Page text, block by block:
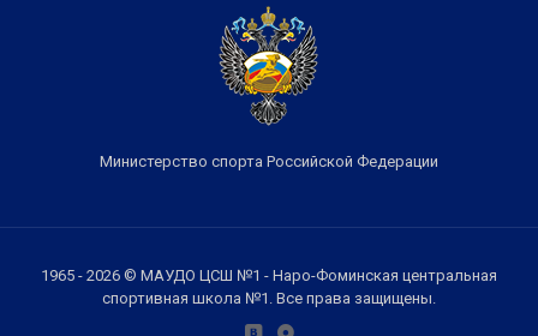
Министерство спорта Российской Федерации
1965 - 2026 © МАУДО ЦСШ №1 - Наро-Фоминская центральная
спортивная школа №1. Все права защищены.